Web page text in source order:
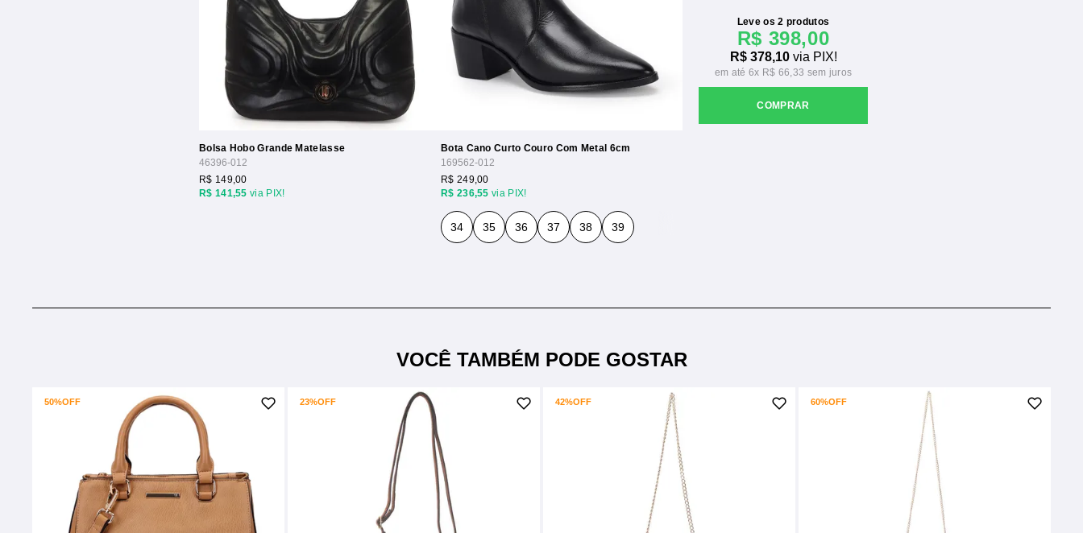
Bolsa Hobo Grande Matelasse
46396-012
R$ 141,55 via PIX!
R$ 149,00
Bota Cano Curto Couro Com Metal 6cm
169562-012
R$ 236,55 via PIX!
R$ 249,00
34 35 36 37 38 39
Leve os 2 produtos
R$ 398,00
R$ 378,10via PIX!
6x R$ 66,33
VOCÊ TAMBÉM PODE GOSTAR
50%OFF 23%OFF 42%OFF 60%OFF